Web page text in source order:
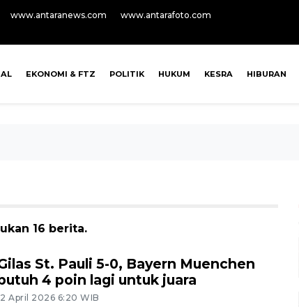
www.antaranews.com www.antarafoto.com
EKONOMI & FTZ POLITIK HUKUM KESRA HIBURAN
16 berita.
St. Pauli 5-0, Bayern Muenchen
4 poin lagi untuk juara
April 2026 6:20 WIB